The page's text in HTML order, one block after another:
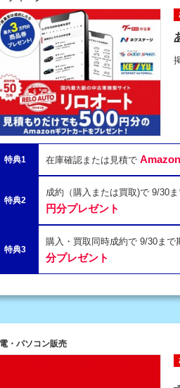
特典1 在庫確認または見積で
特典2
成約（購入または買取)で 9/30
円分プレゼント
特典3
購入・買取同時成約で 9/30ま
分プレゼント
・パソコン販売